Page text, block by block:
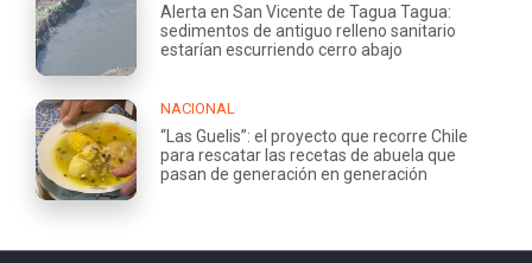
Alerta en San Vicente de Tagua Tagua:
sedimentos de antiguo relleno sanitario
estarían escurriendo cerro abajo
NACIONAL
“Las Guelis”: el proyecto que recorre Chile
para rescatar las recetas de abuela que
pasan de generación en generación